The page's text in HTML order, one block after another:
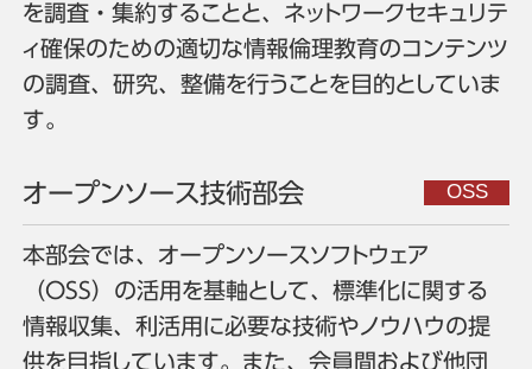
を調査・集約することと、ネットワークセキュリテ
ィ確保のための適切な情報倫理教育のコンテンツ
の調査、研究、整備を行うことを目的としていま
す。
オープンソース技術部会
本部会では、オープンソースソフトウェア
（OSS）の活用を基軸として、標準化に関する
情報収集、利活用に必要な技術やノウハウの提
供を目指しています。また、会員間および他団